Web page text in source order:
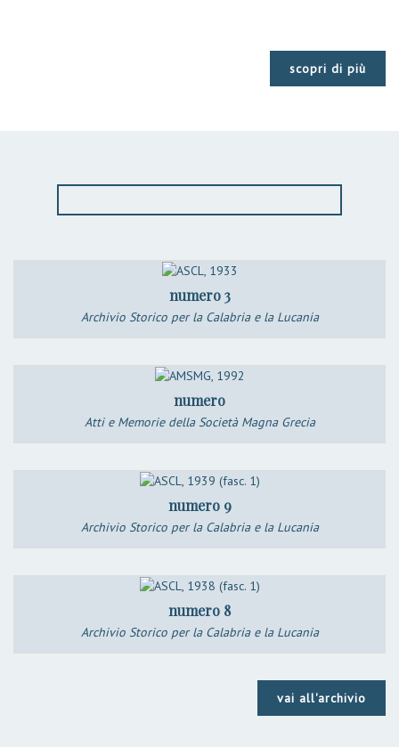
scopri di più
numero 3
Archivio Storico per la Calabria e la Lucania
numero
Atti e Memorie della Società Magna Grecia
numero 9
Archivio Storico per la Calabria e la Lucania
numero 8
Archivio Storico per la Calabria e la Lucania
vai all'archivio